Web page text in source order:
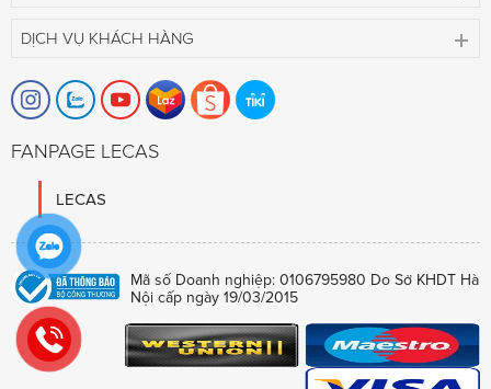
DỊCH VỤ KHÁCH HÀNG
FANPAGE LECAS
LECAS
Mã số Doanh nghiệp: 0106795980 Do Sở KHDT Hà
Nội cấp ngày 19/03/2015